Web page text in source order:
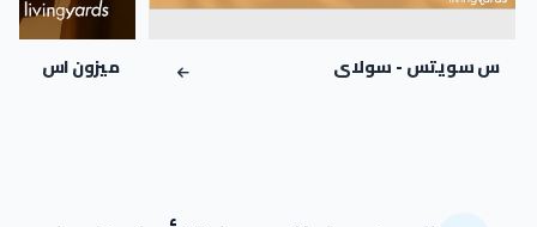
س سويتس - سولاى ميزون اس